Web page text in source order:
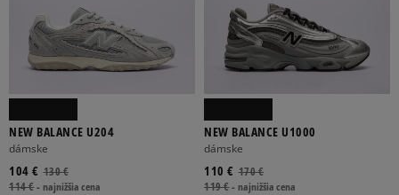
NEW BALANCE U204
dámske
130 €
104 €
114 €-najnižšia cena
NEW BALANCE U1000
dámske
170 €
110 €
119 €-najnižšia cena